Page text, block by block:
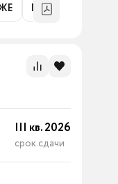
ГЕНПЛАН
III кв. 2026
срок сдачи